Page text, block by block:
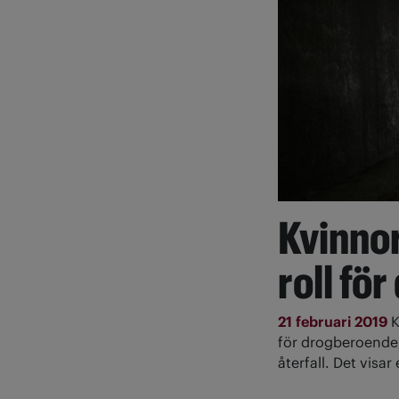
roll för
21 februari 2019
för
återfall. Det visar